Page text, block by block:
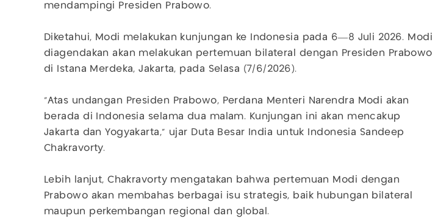
mendampingi Presiden Prabowo.
Diketahui, Modi melakukan kunjungan ke Indonesia pada 6—8 Juli 2026. Modi
diagendakan akan melakukan pertemuan bilateral dengan Presiden Prabowo
di Istana Merdeka, Jakarta, pada Selasa (7/6/2026).
“Atas undangan Presiden Prabowo, Perdana Menteri Narendra Modi akan
berada di Indonesia selama dua malam. Kunjungan ini akan mencakup
Jakarta dan Yogyakarta,” ujar Duta Besar India untuk Indonesia Sandeep
Chakravorty.
Lebih lanjut, Chakravorty mengatakan bahwa pertemuan Modi dengan
Prabowo akan membahas berbagai isu strategis, baik hubungan bilateral
maupun perkembangan regional dan global.